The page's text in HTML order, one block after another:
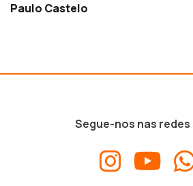
Paulo Castelo
Segue-nos nas